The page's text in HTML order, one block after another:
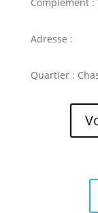
Complément
Adresse :
Quartier :